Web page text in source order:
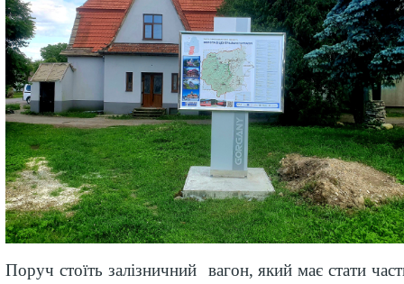
Поручстоїть залізничний вагон, який має стати